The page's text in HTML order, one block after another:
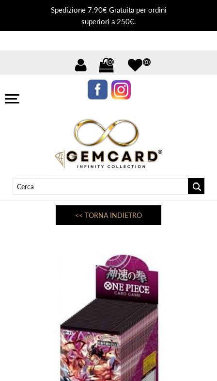
Spedizione 7.90€ Gratuita per ordini
superiori a 250€.
(0) (0)
<< TORNA INDIETRO